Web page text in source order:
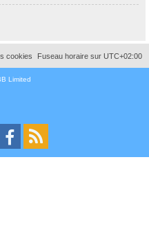
Fuseau horaire sur UTC+02:00
cookies
Limited